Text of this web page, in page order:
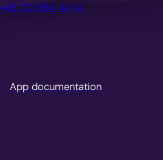
+46 70 994 44 14
App documentation